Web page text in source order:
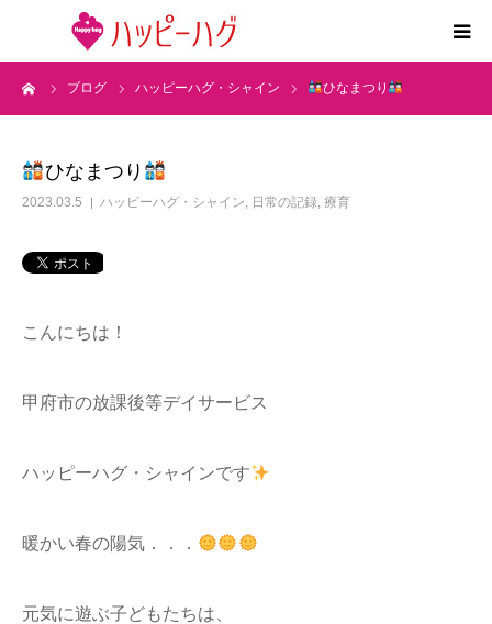
ブログ ハッピーハグ・シャイン ひなまつり
ひなまつり
2023.03.5 ハッピーハグ・シャイン, 日常の記録, 療育
こんにちは！
甲府市の放課後等デイサービス
ハッピーハグ・シャインです
暖かい春の陽気．．．
元気に遊ぶ子どもたちは、
2つの特徴
求人情報
運営会社